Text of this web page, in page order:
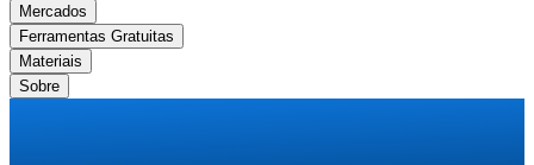
Mercados
Ferramentas Gratuitas
Materiais
Sobre